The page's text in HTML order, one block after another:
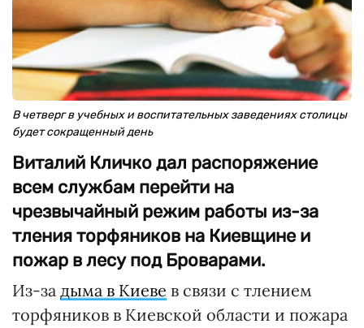
В четверг в учебных и воспитательных заведениях столицы
будет сокращенный день
Виталий Кличко дал распоряжение
всем службам перейти на
чрезвычайный режим работы из-за
тления торфяников на Киевщине и
пожар в лесу под Броварами.
Из-за дыма в Киеве в связи с тлением
торфяников в Киевской области и пожара